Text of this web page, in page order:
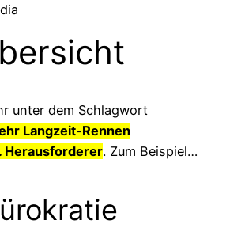
unter dem Schlagwort
Langzeit-Rennen
Herausforderer. Zum Beispiel…